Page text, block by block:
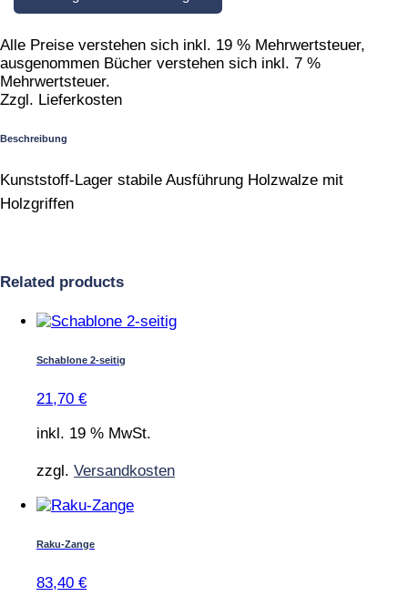
Alle Preise verstehen sich inkl. 19 % Mehrwertsteuer,
ausgenommen Bücher verstehen sich inkl. 7 %
Mehrwertsteuer.
Zzgl. Lieferkosten
Beschreibung
Kunststoff-Lager stabile Ausführung Holzwalze mit
Holzgriffen
Related products
Schablone 2-seitig
21,70 €
inkl. 19 % MwSt.
zzgl. Versandkosten
Raku-Zange
83,40 €